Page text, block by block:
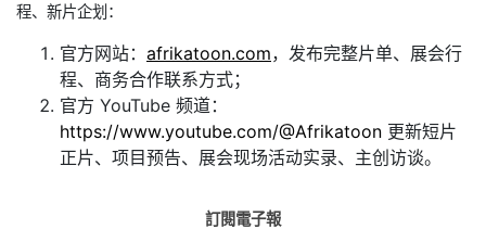
程、新片企划：
官方网站： afrikatoon.com，发布完整片单、展会行
程、商务合作联系方式；
官方 YouTube 频道：
https://www.youtube.com/@Afrikatoon 更新短片
正片、项目预告、展会现场活动实录、主创访谈。
訂閱電子報